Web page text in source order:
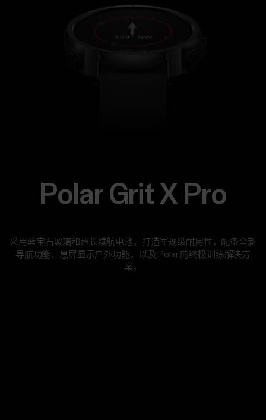
Polar Grit X Pro
采用蓝宝石玻璃和超长续航电池，打造军规级耐用性，配备全新
导航功能、息屏显示户外功能，以及 Polar 的终极训练解决方
案。